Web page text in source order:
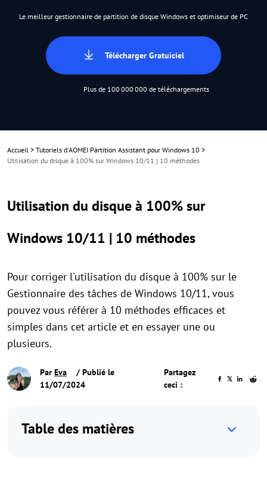
Le meilleur gestionnaire de partition de disque Windows et optimiseur de PC
Télécharger Gratuiciel
Plus de 100 000 000 de téléchargements
Accueil > Tutoriels d'AOMEI Partition Assistant pour Windows 10 >
Utilisation du disque à 100% sur Windows 10/11 | 10 méthodes
Utilisation du disque à 100% sur
Windows 10/11 | 10 méthodes
Pour corriger l'utilisation du disque à 100% sur le
Gestionnaire des tâches de Windows 10/11, vous
pouvez vous référer à 10 méthodes efficaces et
simples dans cet article et en essayer une ou
plusieurs.
Par Eva
/ Publié le
11/07/2024
Partagez
ceci :
Table des matières